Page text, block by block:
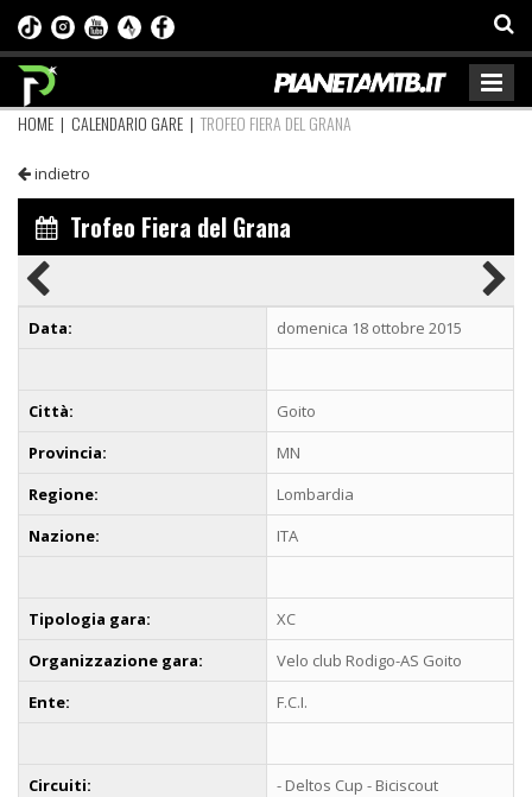
HOME | CALENDARIO GARE | TROFEO FIERA DEL GRANA
indietro
Trofeo Fiera del Grana
Data: domenica 18 ottobre 2015
Città:
Goito
Provincia:
MN
Regione:
Lombardia
Nazione:
ITA
Tipologia gara:
XC
Organizzazione gara:
Velo club Rodigo-AS Goito
Ente:
F.C.I.
Circuiti: - Deltos Cup - Biciscout